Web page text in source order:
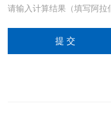
请输入计算结果（填写阿拉